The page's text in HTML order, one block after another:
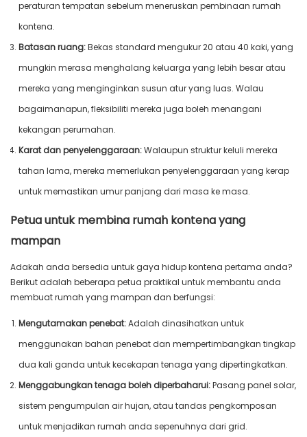
peraturan tempatan sebelum meneruskan pembinaan rumah
kontena.
Batasan ruang:Bekas standard mengukur 20 atau 40 kaki, yang
mungkin merasa menghalang keluarga yang lebih besar atau
mereka yang menginginkan susun atur yang luas. Walau
bagaimanapun, fleksibiliti mereka juga boleh menangani
kekangan perumahan.
Karat dan penyelenggaraan:Walaupun struktur keluli mereka
tahan lama, mereka memerlukan penyelenggaraan yang kerap
untuk memastikan umur panjang dari masa ke masa.
Petua untuk membina rumah kontena yang
mampan
Adakah anda bersedia untuk gaya hidup kontena pertama anda?
Berikut adalah beberapa petua praktikal untuk membantu anda
membuat rumah yang mampan dan berfungsi:
Mengutamakan penebat:Adalah dinasihatkan untuk
menggunakan bahan penebat dan mempertimbangkan tingkap
dua kali ganda untuk kecekapan tenaga yang dipertingkatkan.
Menggabungkan tenaga boleh diperbaharui:Pasang panel solar,
sistem pengumpulan air hujan, atau tandas pengkomposan
untuk menjadikan rumah anda sepenuhnya dari grid.